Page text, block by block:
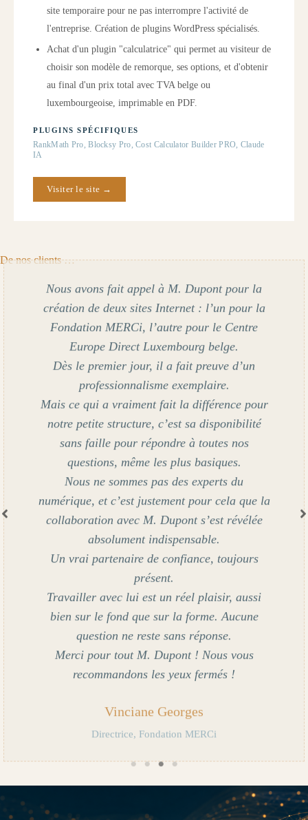
site temporaire pour ne pas interrompre l'activité de
l'entreprise. Création de plugins WordPress spécialisés.
Achat d'un plugin "calculatrice" qui permet au visiteur de
choisir son modèle de remorque, ses options, et d'obtenir
au final d'un prix total avec TVA belge ou
luxembourgeoise, imprimable en PDF.
PLUGINS SPÉCIFIQUES
RankMath Pro, Blocksy Pro, Cost Calculator Builder PRO, Claude
IA
Visiter le site →
De nos clients …
Je fais appel à Jean-Pol depuis plusieurs
années, et je n’ai jamais été déçue. Toujours
disponible, toujours de bonne humeur, il
trouve des solutions rapidement et explique les
choses clairement. Un vrai professionnel, mais
surtout quelqu’un en qui on peut avoir
confiance.
Je recommande sans hésiter !
Françoise
Van d’Ouest – Osiers